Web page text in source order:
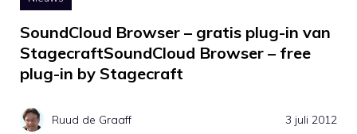
SoundCloud Browser – gratis plug-in van
StagecraftSoundCloud Browser – free
plug-in by Stagecraft
Ruud de Graaff 3 juli 2012